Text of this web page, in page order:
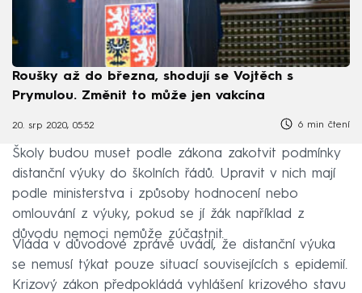
Roušky až do března, shodují se Vojtěch s
Prymulou. Změnit to může jen vakcína
20. srp 2020, 05:52 6 min čtení
Školy budou muset podle zákona zakotvit podmínky
distanční výuky do školních řádů. Upravit v nich mají
podle ministerstva i způsoby hodnocení nebo
omlouvání z výuky, pokud se jí žák například z
důvodu nemoci nemůže zúčastnit.
Vláda v důvodové zprávě uvádí, že distanční výuka
se nemusí týkat pouze situací souvisejících s epidemií.
Krizový zákon předpokládá vyhlášení krizového stavu